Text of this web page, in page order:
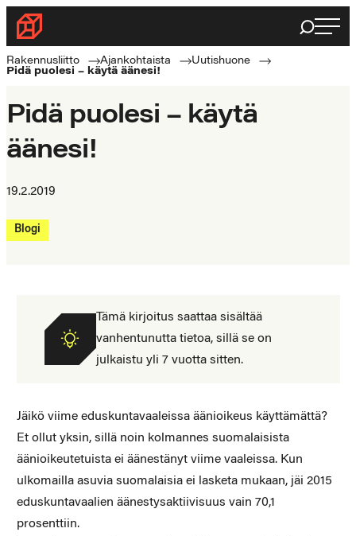
Siirry
suoraan
sisältöön
Rakennusliitto
Rakennusalan
ammattilaisten
Haku
Rakennusliitto Ajankohtaista
Uutishuone
Pidä puolesi – käytä äänesi!
Pidä puolesi – käytä
äänesi!
19.2.2019
Blogi
Tämä kirjoitus saattaa sisältää
vanhentunutta tietoa, sillä se on
julkaistu yli 7 vuotta sitten.
Jäikö viime eduskuntavaaleissa äänioikeus käyttämättä?
Et ollut yksin, sillä noin kolmannes suomalaisista
äänioikeutetuista ei äänestänyt viime vaaleissa. Kun
ulkomailla asuvia suomalaisia ei lasketa mukaan, jäi 2015
eduskuntavaalien äänestysaktiivisuus vain 70,1
prosenttiin.